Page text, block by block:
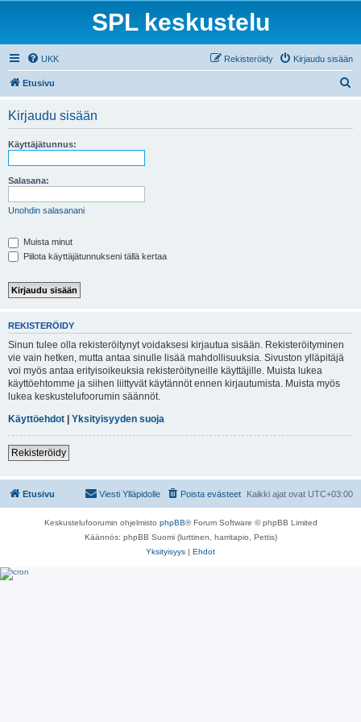
SPL keskustelu
UKK Kirjaudu sisään
Rekisteröidy
Etusivu
Kirjaudu sisään
Käyttäjätunnus:
Salasana:
Unohdin salasanani
Muista minut
Piilota käyttäjätunnukseni tällä kertaa
REKISTERÖIDY
Sinun tulee olla rekisteröitynyt voidaksesi kirjautua sisään. Rekisteröityminen
vie vain hetken, mutta antaa sinulle lisää mahdollisuuksia. Sivuston ylläpitäjä
voi myös antaa erityisoikeuksia rekisteröityneille käyttäjille. Muista lukea
käyttöehtomme ja siihen liittyvät käytännöt ennen kirjautumista. Muista myös
lukea keskustelufoorumin säännöt.
Käyttöehdot | Yksityisyyden suoja
Rekisteröidy
Etusivu Kaikki ajat ovat UTC+03:00
Poista evästeet
Viesti Ylläpidolle
Keskustelufoorumin ohjelmisto phpBB® Forum Software © phpBB Limited
Käännös: phpBB Suomi (lurttinen, harritapio, Pettis)
Yksityisyys | Ehdot